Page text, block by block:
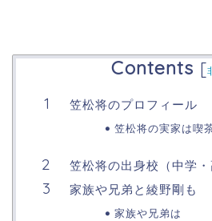
Contents [
笠松将のプロフィール
笠松将の実家は喫
笠松将の出身校（中学・
家族や兄弟と綾野剛も
家族や兄弟は